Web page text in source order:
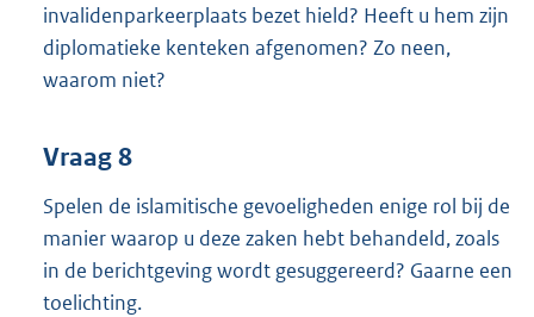
invalidenparkeerplaats bezet hield? Heeft u hem zijn
diplomatieke kenteken afgenomen? Zo neen,
waarom niet?
Vraag 8
Spelen de islamitische gevoeligheden enige rol bij de
manier waarop u deze zaken hebt behandeld, zoals
in de berichtgeving wordt gesuggereerd? Gaarne een
toelichting.